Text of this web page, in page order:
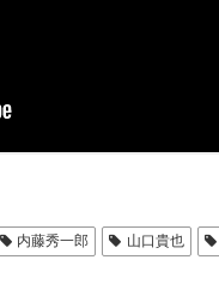
内藤秀一郎 山口貴也